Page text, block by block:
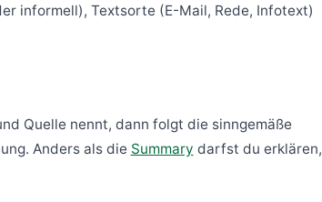
informell), Textsorte (E-Mail, Rede, Infotext)
Quelle nennt, dann folgt die sinngemäße
Anders als die Summary darfst du erklären,